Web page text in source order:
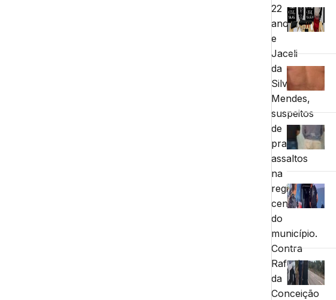
22
anos,
e
Jaceli
da
Silva
Mendes,
suspeitos
de
praticarem
assaltos
na
região
central
do
município.
Contra
Rafael
da
Conceição